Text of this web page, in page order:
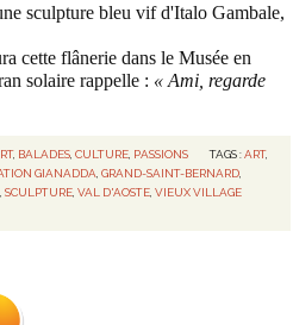
sculpture bleu vif d'Italo Gambale,
cette flânerie dans le Musée en
solaire rappelle : « Ami, regarde
, BALADES, CULTURE, PASSIONS TAGS :ART,
GIANADDA,GRAND-SAINT-BERNARD,
,SCULPTURE,VAL D'AOSTE,VIEUX VILLAGE